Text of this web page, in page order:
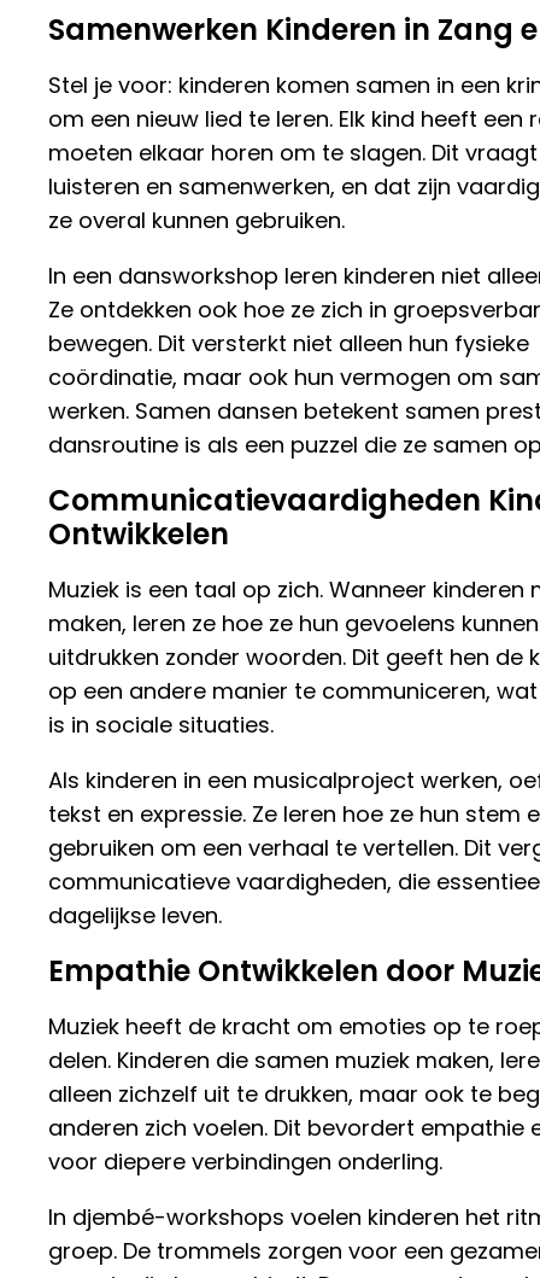
Samenwerken Kinderen in Zang
Stel je voor: kinderen komen samen in een
om een nieuw lied te leren. Elk kind heeft een
moeten elkaar horen om te slagen. Dit
luisteren en samenwerken, en dat zijn
ze overal kunnen gebruiken.
In een dansworkshop leren kinderen niet
Ze ontdekken ook hoe ze zich in
bewegen. Dit versterkt niet alleen hun fysieke
coördinatie, maar ook hun vermogen om
werken. Samen dansen betekent samen
dansroutine is als een puzzel die ze samen
Communicatievaardigheden
Ontwikkelen
Muziek is een taal op zich. Wanneer kinderen
maken, leren ze hoe ze hun gevoelens kunnen
uitdrukken zonder woorden. Dit geeft hen de
op een andere manier te communiceren,
is in sociale situaties.
Als kinderen in een musicalproject werken,
tekst en expressie. Ze leren hoe ze hun stem
gebruiken om een verhaal te vertellen. Dit
communicatieve vaardigheden, die
dagelijkse leven.
Empathie Ontwikkelen door
Muziek heeft de kracht om emoties op te
delen. Kinderen die samen muziek maken,
alleen zichzelf uit te drukken, maar ook te
anderen zich voelen. Dit bevordert empathie
voor diepere verbindingen onderling.
In djembé-workshops voelen kinderen het
groep. De trommels zorgen voor een